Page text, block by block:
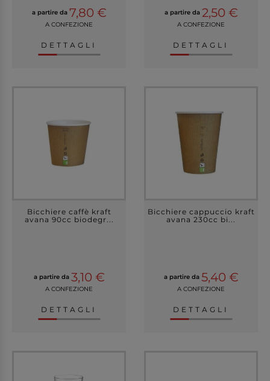
a partire da 7,80 €
A CONFEZIONE
DETTAGLI
a partire da 2,50 €
A CONFEZIONE
DETTAGLI
Bicchiere caffè kraft
avana 90cc biodegr...
a partire da 3,10 €
A CONFEZIONE
DETTAGLI
Bicchiere cappuccio kraft
avana 230cc bi...
a partire da 5,40 €
A CONFEZIONE
DETTAGLI